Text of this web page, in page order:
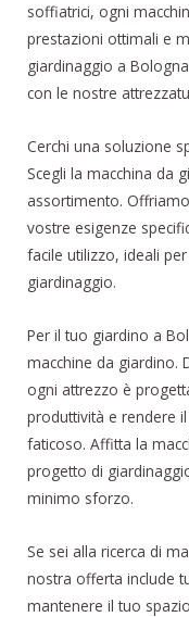
soffiatrici, ogni
prestazioni ottimali e
giardinaggio a
con le nostre
Cerchi una soluzione
Scegli la macchina da
assortimento.
vostre esigenze
facile utilizzo, ideali
giardinaggio.
Per il tuo giardino a
macchine da giardino.
ogni attrezzo è
produttività e rendere
faticoso. Affitta la
progetto di
minimo sforzo.
Se sei alla ricerca di
nostra offerta include
mantenere il tuo